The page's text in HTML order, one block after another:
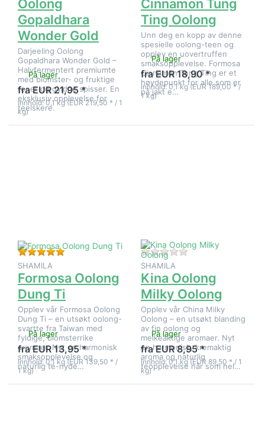
Oolong
Gopaldhara
Wonder Gold
Darjeeling Oolong
Gopaldhara Wonder Gold –
Halvfermentert premiumte
med blomster- og fruktige
toner og gyldne spisser. En
eksklusiv opplevelse for
teelskere.
På lager
fra EUR 21,95 *
Innhold: 0,1 kg (EUR 219,50 * / 1
kg)
Cinnamon Tung
Ting Oolong
Unn deg en kopp av denne
spesielle oolong-teen og
opplev en uovertruffen
smaksopplevelse. Formosa
Cinnamon Tung Ting er et
høydepunkt for alle som er
på jakt e…
På lager
fra EUR 18,90 *
Innhold: 0,1 kg (EUR 189,00 * /
1 kg)
Vurdering: 5 fra 5 stjerner. 1 Vurdering.
SHAMILA
Formosa Oolong
Dung Ti
Opplev vår Formosa Oolong
Dung Ti – en utsøkt oolong-
svartte fra Taiwan med
fyldige, blomsterrike
aromaer. Nyt en harmonisk
smaksopplevelse og
naturlig te-nyde…
På lager
fra EUR 13,95 *
Innhold: 0,1 kg (EUR 139,50 * /
1 kg)
Det er ingen
SHAMILA
Kina Oolong
Milky Oolong
Opplev vår China Milky
Oolong – en utsøkt blanding
av fin oolong og
melkeaktige aromaer. Nyt
en harmonisk, kremaktig
aroma og naturlig
teopplevelse når som hel…
På lager
fra EUR 8,95 *
Innhold: 0,1 kg (EUR 89,50 * / 1
kg)